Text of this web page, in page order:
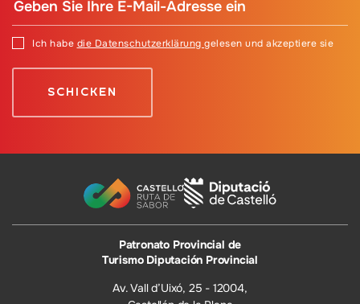
Ich habe die Datenschutzerklärung gelesen und akzeptiere sie
Patronato Provincial de
Turismo Diputación Provincial
Av. Vall d’Uixó, 25 - 12004,